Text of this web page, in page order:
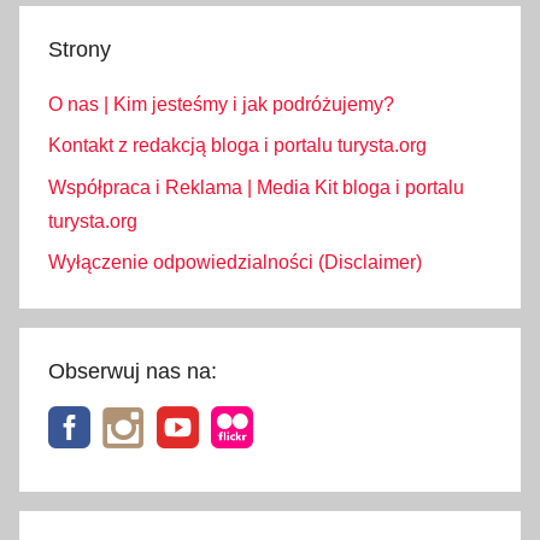
Strony
O nas | Kim jesteśmy i jak podróżujemy?
Kontakt z redakcją bloga i portalu turysta.org
Współpraca i Reklama | Media Kit bloga i portalu
turysta.org
Wyłączenie odpowiedzialności (Disclaimer)
Obserwuj nas na: